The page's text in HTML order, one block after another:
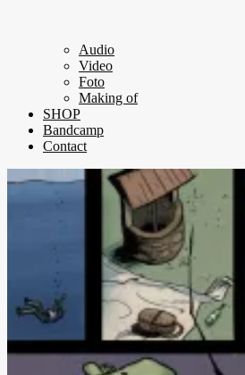
Audio
Video
Foto
Making of
SHOP
Bandcamp
Contact